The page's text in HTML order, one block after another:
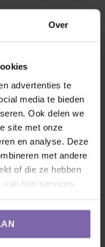
Over
advertenties te
media te bieden
Ook delen we
site met onze
en analyse. Deze
met andere
of die ze hebben
hun services.
grond op een
om de stam te
compact en
op stam het beste
met ongeveer een
van nieuwe,